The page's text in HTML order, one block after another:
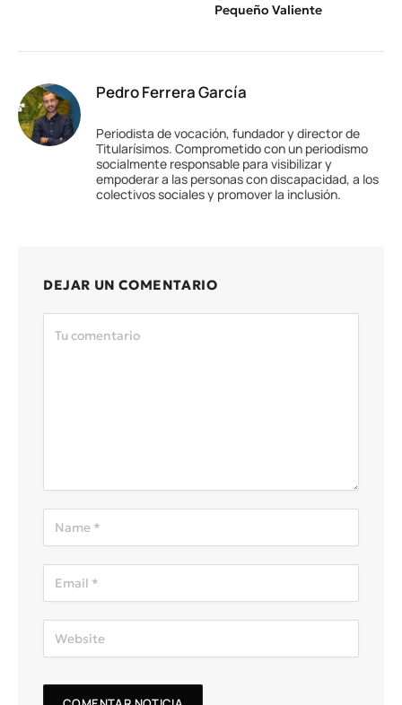
Pequeño Valiente
Pedro Ferrera García
Periodista de vocación, fundador y director de
Titularísimos. Comprometido con un periodismo
socialmente responsable para visibilizar y
empoderar a las personas con discapacidad, a los
colectivos sociales y promover la inclusión.
DEJAR UN COMENTARIO